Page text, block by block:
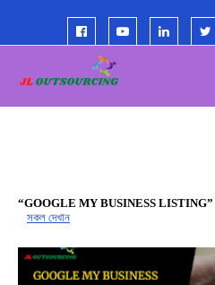
GOOGLE MY BUSINESS LISTING
সকল দেখান